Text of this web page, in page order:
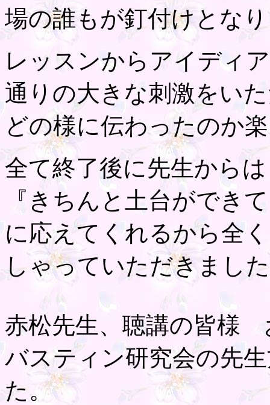
場の誰もが釘付けとな
レッスンからアイディ
通りの大きな刺激をい
どの様に伝わったのか
全て終了後に先生からは
『きちんと土台ができ
に応えてくれるから全
しゃっていただきまし
赤松先生、聴講の皆様
バスティン研究会の先
た。